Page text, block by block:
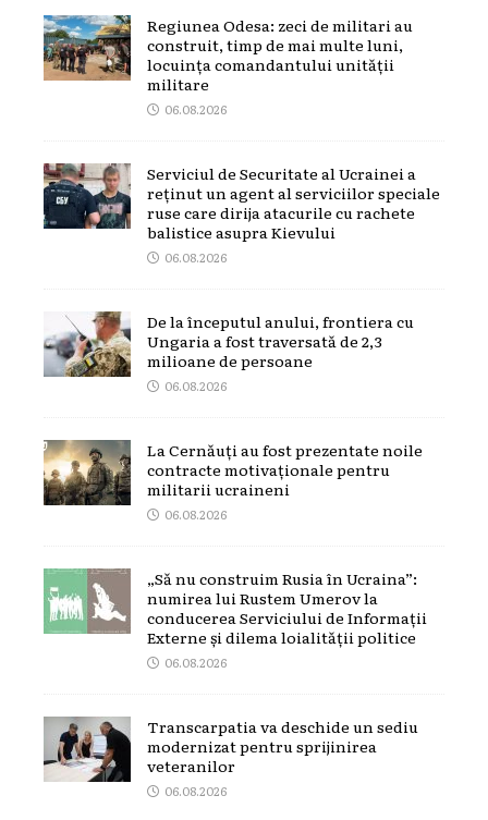
Regiunea Odesa: zeci de militari au
construit, timp de mai multe luni,
locuința comandantului unității
militare
06.08.2026
Serviciul de Securitate al Ucrainei a
reținut un agent al serviciilor speciale
ruse care dirija atacurile cu rachete
balistice asupra Kievului
06.08.2026
De la începutul anului, frontiera cu
Ungaria a fost traversată de 2,3
milioane de persoane
06.08.2026
La Cernăuți au fost prezentate noile
contracte motivaționale pentru
militarii ucraineni
06.08.2026
„Să nu construim Rusia în Ucraina”:
numirea lui Rustem Umerov la
conducerea Serviciului de Informații
Externe și dilema loialității politice
06.08.2026
Transcarpatia va deschide un sediu
modernizat pentru sprijinirea
veteranilor
06.08.2026